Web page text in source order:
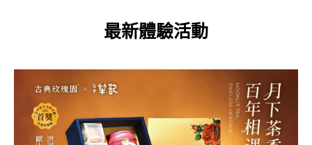
最新體驗活動